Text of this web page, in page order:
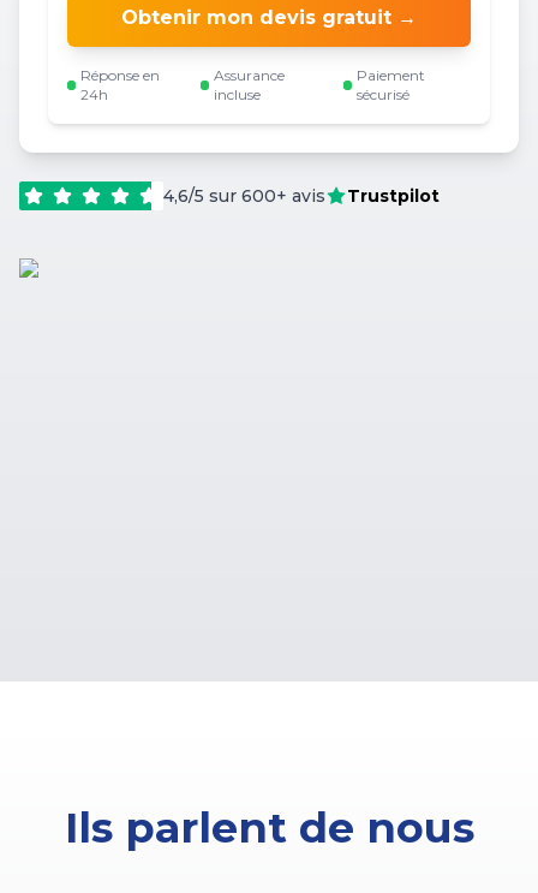
Obtenir mon devis gratuit →
Réponse en
24h
Assurance
incluse
Paiement
sécurisé
4,6/5 sur 600+ avis Trustpilot
Ils parlent de nous